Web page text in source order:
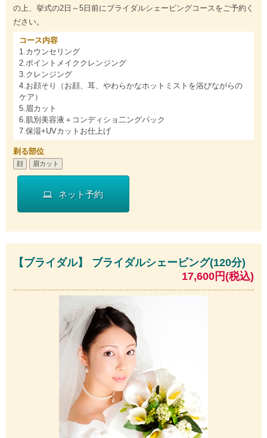
の上、挙式の2日～5日前にブライダルシェービングコースをご予約く
ださい。
コース内容
1.カウンセリング
2.ポイントメイククレンジング
3.クレンジング
4.お顔そり（お顔、耳、やわらかなホットミストを浴びながらの
ケア）
5.眉カット
6.肌別美容液＋コンディショ二ングパック
7.保湿+UVカットお仕上げ
剃る部位
顔 眉カット
ネット予約
【ブライダル】 ブライダルシェービング(120分)
17,600円(税込)